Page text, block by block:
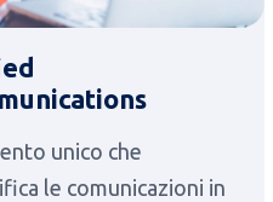
unico che
le comunicazioni in